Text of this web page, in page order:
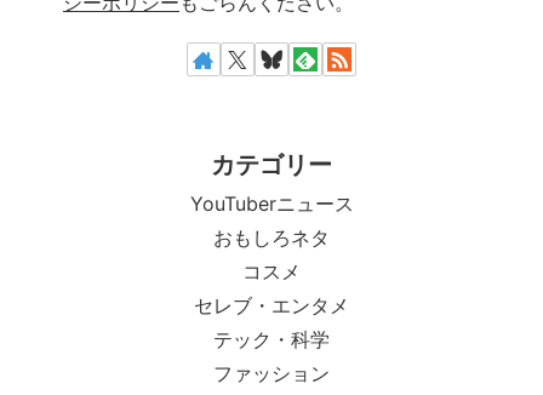
カテゴリー
YouTuberニュース
おもしろネタ
コスメ
セレブ・エンタメ
テック・科学
ファッション